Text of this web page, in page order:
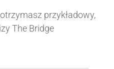
przykładowy,
The Bridge